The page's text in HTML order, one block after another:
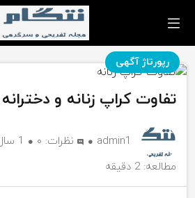
رپورتاژ آگهی
تفاوت کراپ زنانه و دخترانه
admin1 نظرات: ۰ 1 سال پیش
مطالعه: 2 دقیقه